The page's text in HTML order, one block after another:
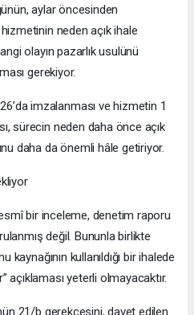
aylar öncesinden
neden açık ihale
olayın pazarlık usulünü
gerekiyor.
imzalanması ve hizmetin 1
sürecin neden daha önce açık
daha da önemli hâle getiriyor.
bir inceleme, denetim raporu
değil. Bununla birlikte
kaynağının kullanıldığı bir ihalede
açıklaması yeterli olmayacaktır.